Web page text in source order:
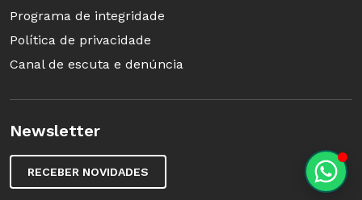
Programa de integridade
Política de privacidade
Canal de escuta e denúncia
Newsletter
RECEBER NOVIDADES